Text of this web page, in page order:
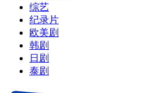
综艺
纪录片
欧美剧
韩剧
日剧
泰剧